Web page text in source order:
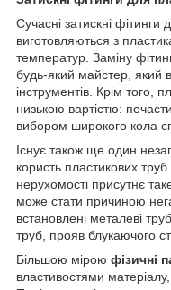
Сучасні затискні фітинги
виготовляються з
температур. Заміну
будь-який майстер, який
інструментів. Крім того,
низькою вартістю:
вибором широкого кола
Існує також ще один
користь пластикових труб
нерухомості присутнє
може стати причиною
встановлені металеві
труб, прояв блукаючого
Більшою мірою фізичні
властивостями